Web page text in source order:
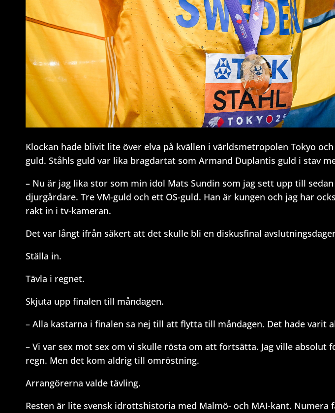
Klockan hade blivit lite över elva på kvällen i världsmetropolen Tokyo
guld. Ståhls guld var lika bragdartat som Armand Duplantis guld i stav
– Nu är jag lika stor som min idol Mats Sundin som jag sett upp till
djurgårdare. Tre VM-guld och ett OS-guld. Han är kungen och jag har
rakt in i tv-kameran.
Det var långt ifrån säkert att det skulle bli en diskusfinal
Ställa in.
Tävla i regnet.
Skjuta upp finalen till måndagen.
– Alla kastarna i finalen sa nej till att flytta till måndagen. Det hade varit
– Vi var sex mot sex om vi skulle rösta om att fortsätta. Jag ville absolut
regn. Men det kom aldrig till omröstning.
Arrangörerna valde tävling.
Resten är lite svensk idrottshistoria med Malmö- och MAI-kant. Numera